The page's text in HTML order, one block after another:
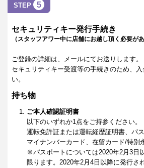
STEP 5
セキュリティキー発行手続き
（スタッフアワー中に店舗にお越し頂く必要があ
ご登録の詳細は、メールにてお送りします。
セキュリティキー受渡等の手続きのため、
い。
持ち物
ご本人確認証明書
以下のいずれか1点をご持参ください。
運転免許証または運転経歴証明書、パ
マイナンバーカード、在留カード/特別
※パスポートについては2020年2月3日
限ります。2020年2月4日以降に発行さ